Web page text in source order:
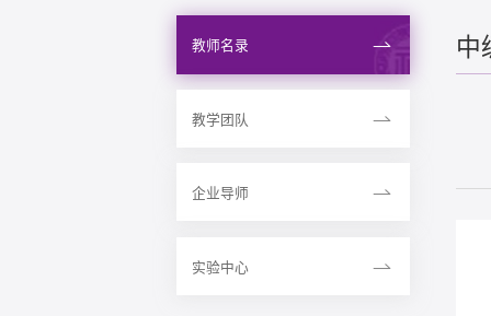
教师名录
教学团队
企业导师
实验中心
中